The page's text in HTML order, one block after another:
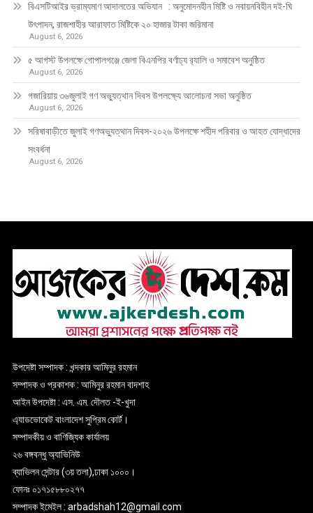
বিএসটিআইর ভ্রাম্যমাণ আদালতের অভিযান : অনুমোদনহীন মিষ্টি ও নবায়নবিহীন দই-ঘি
উৎপাদন, রাজশাহীর আরাফাত মিষ্টিকে ২০ হাজার টাকা জরিমানা
August 6, 2026
৫ আগস্ট উপলক্ষে গোপালগঞ্জে জেলা বিএনপির বর্ণাঢ্য র‍্যালি ও সমাবেশ অনুষ্ঠিত
August 6, 2026
গজারিয়ায় ৩৬জুলাই গণ অভ্যুত্থান দিবস উপলক্ষ্যে আলোচনা সভা অনুষ্ঠিত
August 6, 2026
সরিষাবাড়ীতে জুলাই গণঅভ্যুত্থান দিবস-২০২৬ উপলক্ষে শহীদ পরিবার ও আহত যোদ্ধাদের
সংবর্ধনা
August 6, 2026
উপদেষ্টা সম্পাদক : খন্দকার আমিনুর রহমান
সম্পাদক ও প্রকাশক : আমিনুর রহমান বাদশাহ
আইন উপদেষ্টা : এস. এম. দৌলত -ই-খুদা
এ্যাডভোকেট বাংলাদেশ সুপ্রিম কোর্ট।
সম্পাদকীয় ও বাণিজ্যিক কার্যালয়
২৬ বঙ্গবন্ধু অ্যাভিনিউ
ব্যাভিলন সেন্টার (৩য় তলা),ঢাকা ১০০০।
ফোনঃ ০১৭১৫৮৮০২৭৭
সম্পাদক ইমেইল : arbadshah12@gmail.com